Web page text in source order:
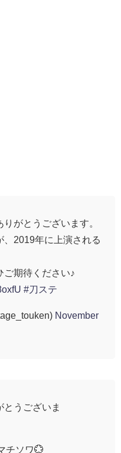
がとうございます。
2019年に上演される
ご期待ください♪
#刀ステ
November
うございま
チソワ💮